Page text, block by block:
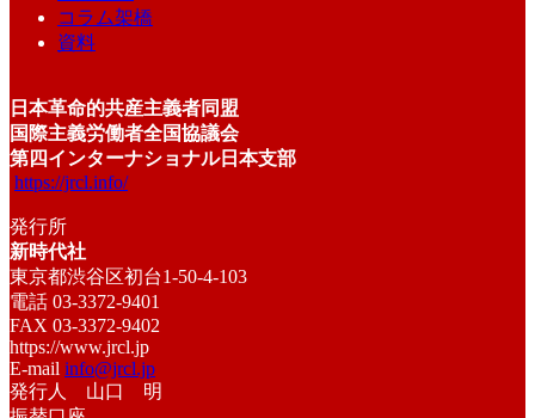
コラム架橋
資料
日本革命的共産主義者同盟
国際主義労働者全国協議会
第四インターナショナル日本支部
https://jrcl.info/
発行所
新時代社
東京都渋谷区初台1-50-4-103
電話 03-3372-9401
FAX 03-3372-9402
https://www.jrcl.jp
E-mail info@jrcl.jp
発行人 山口 明